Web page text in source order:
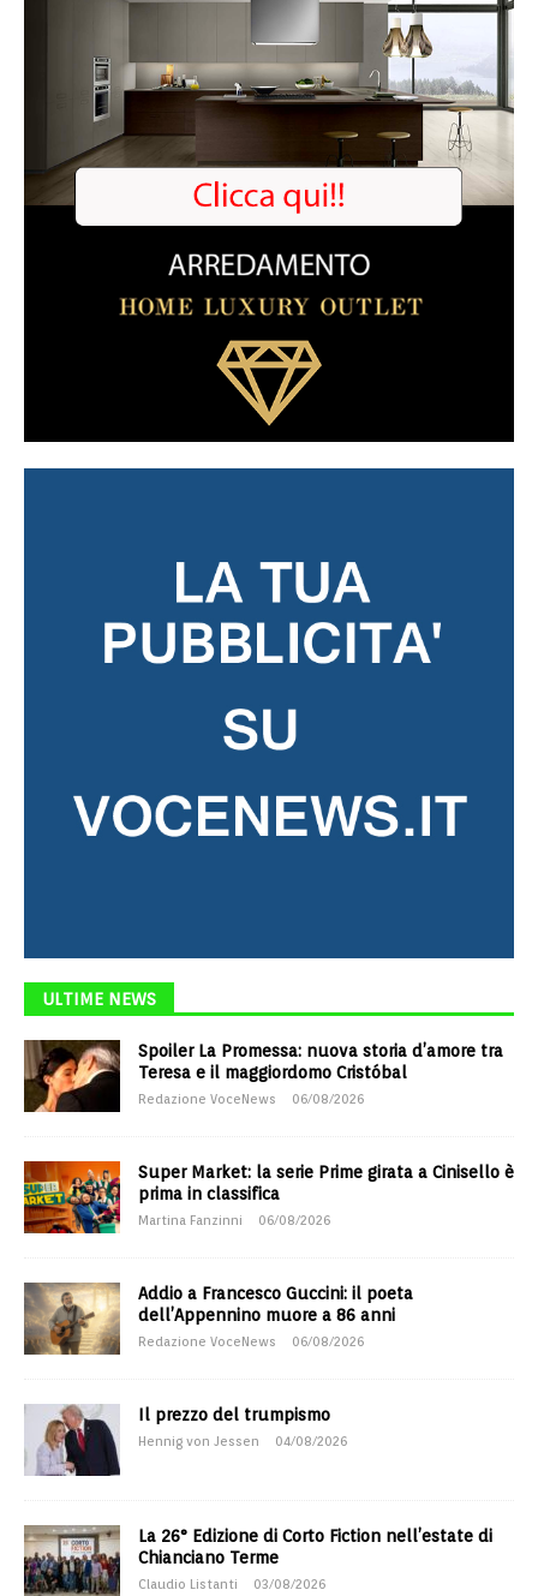
ULTIME NEWS
Spoiler La Promessa: nuova storia d’amore tra
Teresa e il maggiordomo Cristóbal
Redazione VoceNews 06/08/2026
Super Market: la serie Prime girata a Cinisello è
prima in classifica
Martina Fanzinni 06/08/2026
Addio a Francesco Guccini: il poeta
dell’Appennino muore a 86 anni
Redazione VoceNews 06/08/2026
Il prezzo del trumpismo
Hennig von Jessen 04/08/2026
La 26° Edizione di Corto Fiction nell’estate di
Chianciano Terme
Claudio Listanti 03/08/2026